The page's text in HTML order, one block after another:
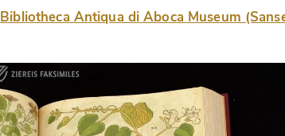
Bibliotheca Antiqua di Aboca Museum